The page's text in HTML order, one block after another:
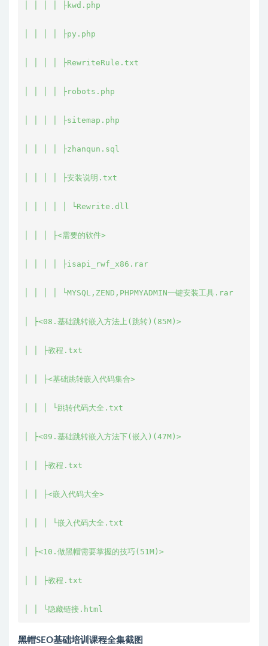
│ │ │ │ ├kwd.php
│ │ │ │ ├py.php
│ │ │ │ ├RewriteRule.txt
│ │ │ │ ├robots.php
│ │ │ │ ├sitemap.php
│ │ │ │ ├zhanqun.sql
│ │ │ │ ├安装说明.txt
│ │ │ │ │ └Rewrite.dll
│ │ │ ├<需要的软件>
│ │ │ │ ├isapi_rwf_x86.rar
│ │ │ │ └MYSQL,ZEND,PHPMYADMIN一键安装工具.rar
│ ├<08.基础跳转嵌入方法上(跳转)(85M)>
│ │ ├教程.txt
│ │ ├<基础跳转嵌入代码集合>
│ │ │ └跳转代码大全.txt
│ ├<09.基础跳转嵌入方法下(嵌入)(47M)>
│ │ ├教程.txt
│ │ ├<嵌入代码大全>
│ │ │ └嵌入代码大全.txt
│ ├<10.做黑帽需要掌握的技巧(51M)>
│ │ ├教程.txt
黑帽SEO基础培训课程全集截图